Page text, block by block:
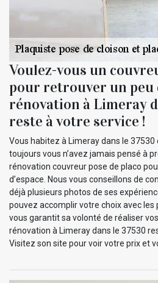
Voulez-vous un
pour retrouver un peu
rénovation à Limeray
reste à votre service !
Vous habitez à Limeray dans le
toujours vous n’avez jamais pensé à
rénovation couvreur pose de placo
d’espace. Nous vous conseillons de
déjà plusieurs photos de ses
pouvez accomplir votre choix avec les
vous garantit sa volonté de réaliser
rénovation à Limeray dans le 37530
Visitez son site pour voir votre prix et